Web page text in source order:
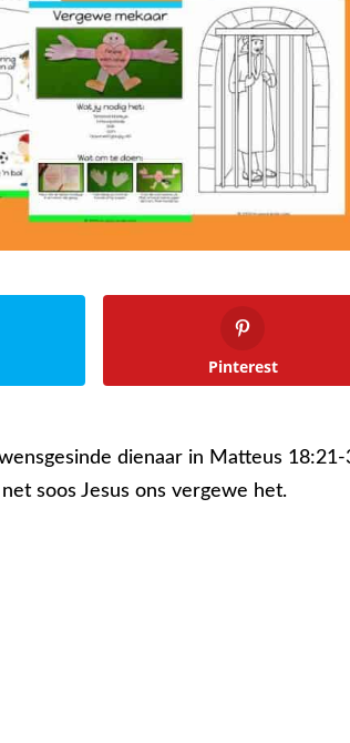
Pinterest
dienaar in Matteus 18:21-
soos Jesus ons vergewe het.